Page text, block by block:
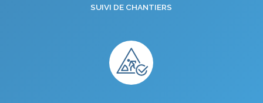
SUIVI DE CHANTIERS